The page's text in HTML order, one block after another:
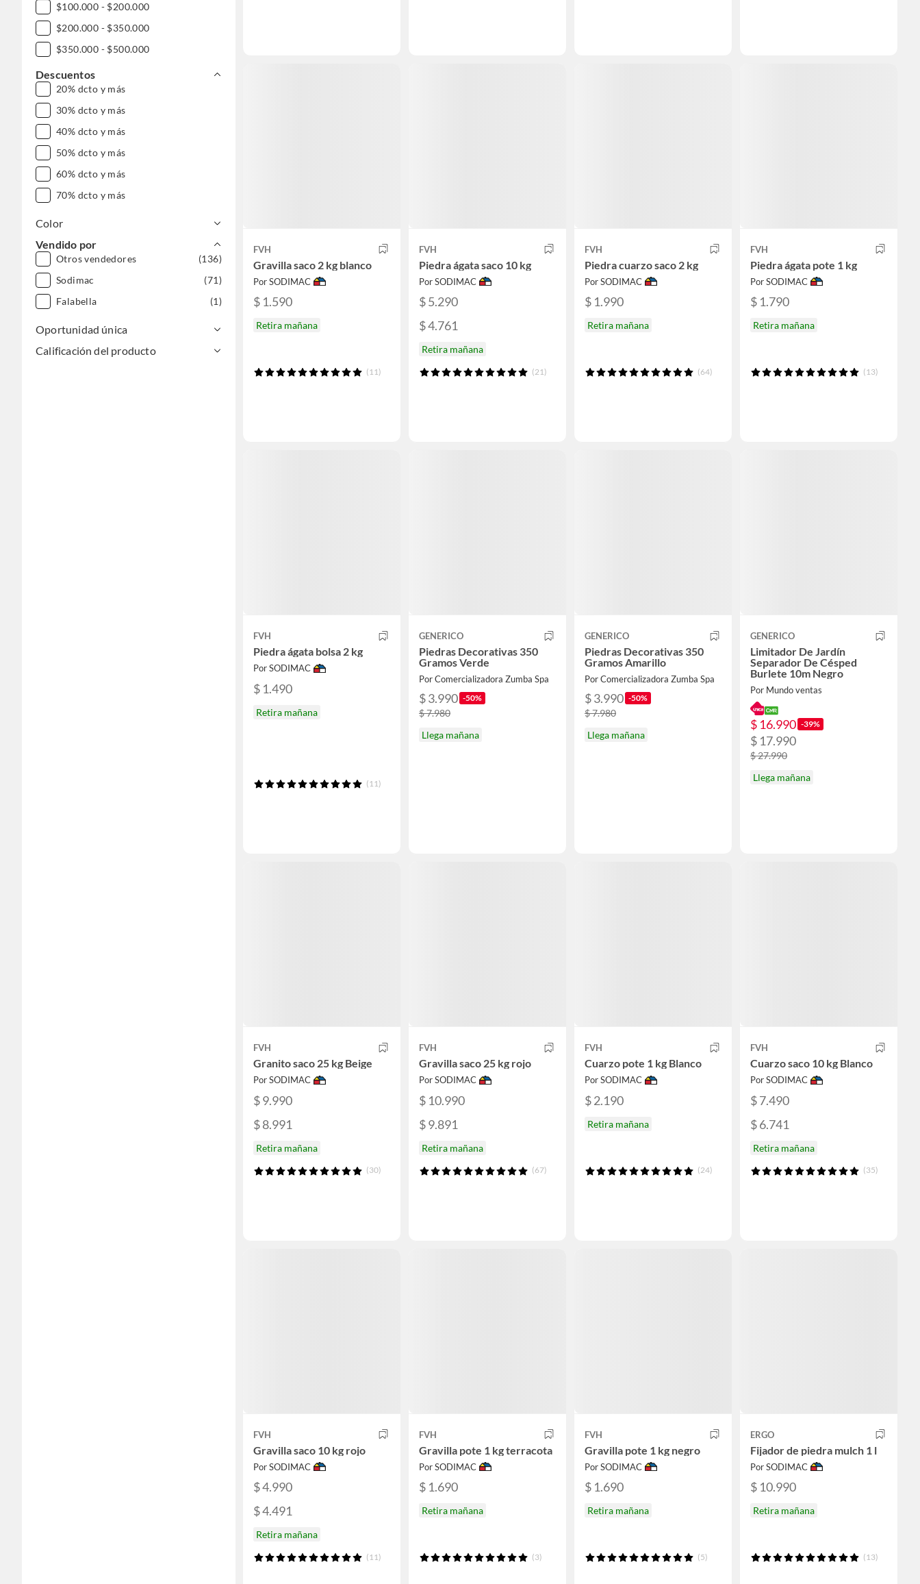
$100.000 - $200.000
$200.000 - $350.000
$350.000 - $500.000
$500.000 - $1.000.000
DESDE $1.000.000
Descuentos
20% dcto y más
30% dcto y más
40% dcto y más
50% dcto y más
60% dcto y más
70% dcto y más
Color
Vendido por
Otros vendedores
(136)
Sodimac
(71)
Falabella
(1)
Oportunidad única
Calificación del producto
FVH
Gravilla saco 2 kg blanco
Por SODIMAC
$ 1.590
Retira mañana
(11)
FVH
Piedra ágata saco 10 kg
Por SODIMAC
$ 5.290
$ 4.761
Retira mañana
(21)
FVH
Piedra cuarzo saco 2 kg
Por SODIMAC
$ 1.990
Retira mañana
(64)
FVH
Piedra ágata pote 1 kg
Por SODIMAC
$ 1.790
Retira mañana
(13)
FVH
Piedra ágata bolsa 2 kg
Por SODIMAC
$ 1.490
Retira mañana
(11)
GENERICO
Piedras Decorativas 350
Gramos Verde
Por Comercializadora Zumba Spa
$ 3.990 -50%
$ 7.980
Llega mañana
GENERICO
Piedras Decorativas 350
Gramos Amarillo
Por Comercializadora Zumba Spa
$ 3.990 -50%
$ 7.980
Llega mañana
GENERICO
Limitador De Jardín
Separador De Césped
Burlete 10m Negro
Por Mundo ventas
$ 16.990 -39%
$ 17.990
$ 27.990
Llega mañana
FVH
Granito saco 25 kg Beige
Por SODIMAC
$ 9.990
$ 8.991
Retira mañana
(30)
FVH
Gravilla saco 25 kg rojo
Por SODIMAC
$ 10.990
$ 9.891
Retira mañana
(67)
FVH
Cuarzo pote 1 kg Blanco
Por SODIMAC
$ 2.190
Retira mañana
(24)
FVH
Cuarzo saco 10 kg Blanco
Por SODIMAC
$ 7.490
$ 6.741
Retira mañana
(35)
FVH
Gravilla saco 10 kg rojo
Por SODIMAC
$ 4.990
$ 4.491
Retira mañana
(11)
FVH
Gravilla pote 1 kg terracota
Por SODIMAC
$ 1.690
Retira mañana
(3)
FVH
Gravilla pote 1 kg negro
Por SODIMAC
$ 1.690
Retira mañana
(5)
ERGO
Fijador de piedra mulch 1 l
Por SODIMAC
$ 10.990
Retira mañana
(13)